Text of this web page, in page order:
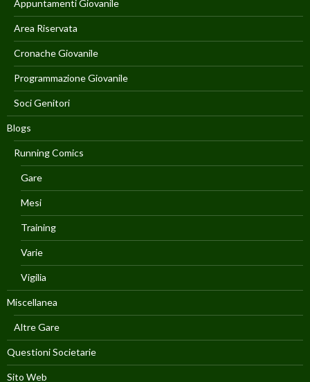
Appuntamenti Giovanile
Area Riservata
Cronache Giovanile
Programmazione Giovanile
Soci Genitori
Blogs
Running Comics
Gare
Mesi
Training
Varie
Vigilia
Miscellanea
Altre Gare
Questioni Societarie
Sito Web